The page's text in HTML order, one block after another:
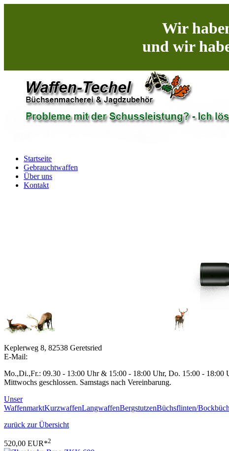
Wir
und wir
Startseite
Gebrauchtwaffen
Über uns
Kontakt
Keplerweg 8, 82538 Geretsried
E-Mail:
Mo.,Di.,Fr.: 09.30 - 13:00 Uhr & 15:00 - 18:00 Uhr, Do. 15:00 - 18:00
Mittwochs geschlossen. Samstags nach Vereinbarung.
Unser
WaffenmarktKurzwaffenLangwaffenBergstutzenBüchsflinten/
zurück zur Übersicht
520,00 EUR*2